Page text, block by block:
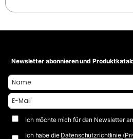
Newsletter abonnieren und
Ich möchte mich für den Newsletter
Ich habe die Datenschutzrichtlinie